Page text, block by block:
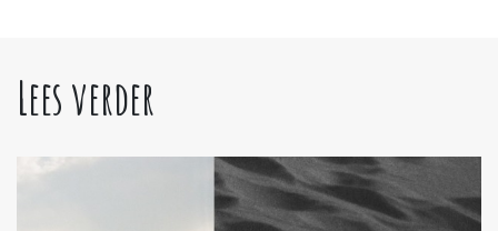
Lees verder